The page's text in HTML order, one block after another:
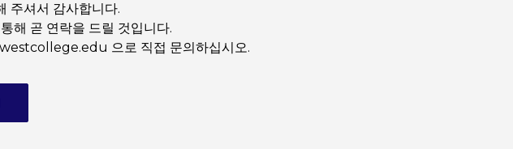
주셔서 감사합니다.
해 곧 연락을 드릴 것입니다.
으로 직접 문의하십시오.